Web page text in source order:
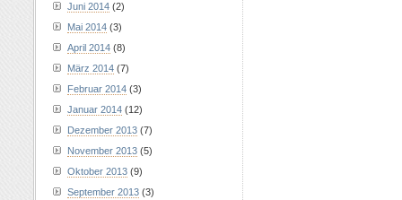
Juni 2014 (2)
Mai 2014 (3)
April 2014 (8)
März 2014 (7)
Februar 2014 (3)
Januar 2014 (12)
Dezember 2013 (7)
November 2013 (5)
Oktober 2013 (9)
September 2013 (3)